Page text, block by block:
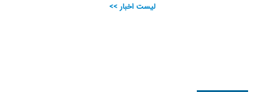
لیست اخبار >>